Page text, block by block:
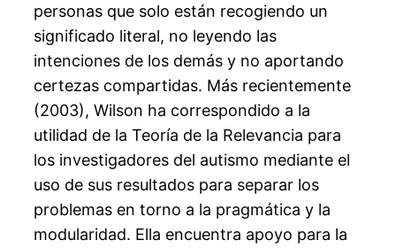
personas que solo están recogiendo un
significado literal, no leyendo las
intenciones de los demás y no aportando
certezas compartidas. Más recientemente
(2003), Wilson ha correspondido a la
utilidad de la Teoría de la Relevancia para
los investigadores del autismo mediante el
uso de sus resultados para separar los
problemas en torno a la pragmática y la
modularidad. Ella encuentra apoyo para la